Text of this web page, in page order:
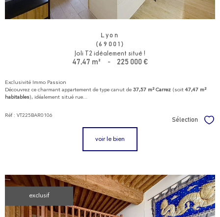
Lyon
(69001)
Joli T2 idéalement situé !
47,47 m² - 225 000 €
Exclusivité Immo Passion
Découvrez ce charmant appartement de type canut de 37,57 m² Carrez (soit 47,47 m²
habitables), idéalement situé rue...
Réf : VT225BAR0106
Sélection
voir le bien
exclusif